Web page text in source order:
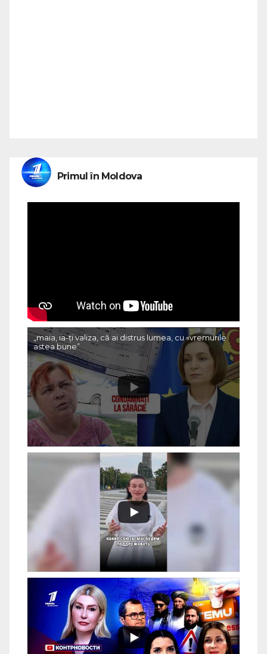
Primul în Moldova
„maia, ia-ți valiza, că ai distrus lumea, cu «vremurile
astea bune”